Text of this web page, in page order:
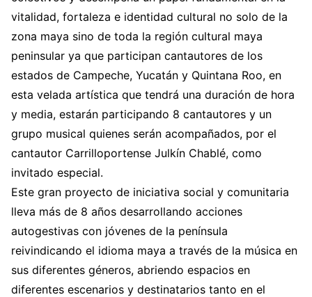
vitalidad, fortaleza e identidad cultural no solo de la
zona maya sino de toda la región cultural maya
peninsular ya que participan cantautores de los
estados de Campeche, Yucatán y Quintana Roo, en
esta velada artística que tendrá una duración de hora
y media, estarán participando 8 cantautores y un
grupo musical quienes serán acompañados, por el
cantautor Carrilloportense Julkín Chablé, como
invitado especial.
Este gran proyecto de iniciativa social y comunitaria
lleva más de 8 años desarrollando acciones
autogestivas con jóvenes de la península
reivindicando el idioma maya a través de la música en
sus diferentes géneros, abriendo espacios en
diferentes escenarios y destinatarios tanto en el